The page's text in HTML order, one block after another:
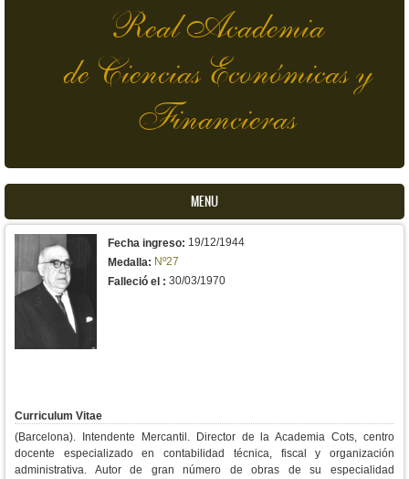
Real Academia
de Ciencias Económicas y
Financieras
MENU
Fecha ingreso: 19/12/1944
Medalla: Nº27
Falleció el : 30/03/1970
Curriculum Vitae
(Barcelona). Intendente Mercantil. Director de la Academia Cots, centro
docente especializado en contabilidad técnica, fiscal y organización
administrativa. Autor de gran número de obras de su especialidad